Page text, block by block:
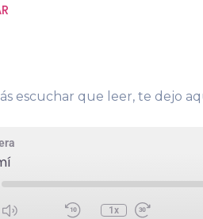
escuchar que leer, te dejo
1x